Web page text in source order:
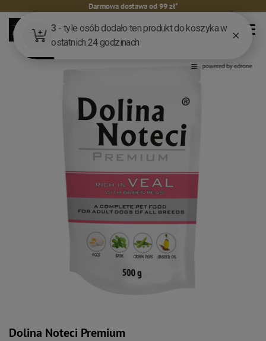
Darmowa dostawa od 99 zł*
Dolina Noteci Premium